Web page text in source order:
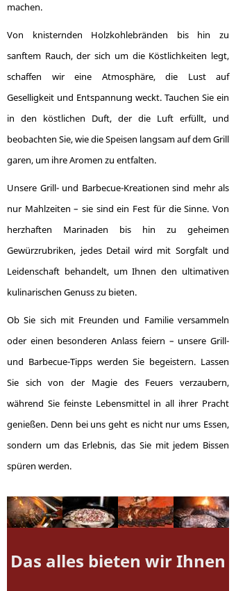
machen.
Von knisternden Holzkohlebränden bis hin zu
sanftem Rauch, der sich um die Köstlichkeiten legt,
schaffen wir eine Atmosphäre, die Lust auf
Geselligkeit und Entspannung weckt. Tauchen Sie ein
in den köstlichen Duft, der die Luft erfüllt, und
beobachten Sie, wie die Speisen langsam auf dem Grill
garen, um ihre Aromen zu entfalten.
Unsere Grill- und Barbecue-Kreationen sind mehr als
nur Mahlzeiten – sie sind ein Fest für die Sinne. Von
herzhaften Marinaden bis hin zu geheimen
Gewürzrubriken, jedes Detail wird mit Sorgfalt und
Leidenschaft behandelt, um Ihnen den ultimativen
kulinarischen Genuss zu bieten.
Ob Sie sich mit Freunden und Familie versammeln
oder einen besonderen Anlass feiern – unsere Grill-
und Barbecue-Tipps werden Sie begeistern. Lassen
Sie sich von der Magie des Feuers verzaubern,
während Sie feinste Lebensmittel in all ihrer Pracht
genießen. Denn bei uns geht es nicht nur ums Essen,
sondern um das Erlebnis, das Sie mit jedem Bissen
spüren werden.
Das alles bieten wir Ihnen